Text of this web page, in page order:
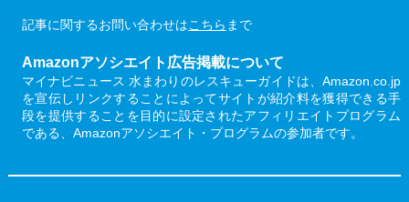
記事に関するお問い合わせはこちら まで
Amazonアソシエイト広告掲載について
マイナビニュース 水まわりのレスキューガイドは、Amazon.co.jp
を宣伝しリンクすることによってサイトが紹介料を獲得できる手
段を提供することを目的に設定されたアフィリエイトプログラム
である、Amazonアソシエイト・プログラムの参加者です。